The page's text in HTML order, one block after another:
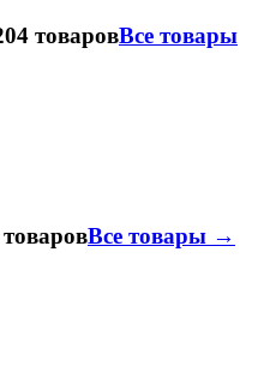
товаровВсе товары
Все товары →